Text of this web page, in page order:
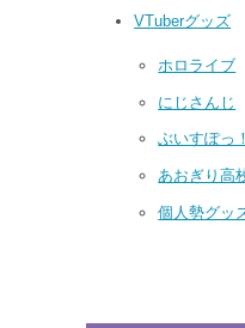
VTuberグッズ
ホロライブ
にじさんじ
ぶいすぽっ！
あおぎり高
個人勢グッ